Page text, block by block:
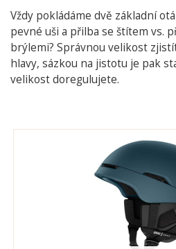
Vždy pokládáme dvě základní
pevné uši a přilba se štítem vs.
brýlemi? Správnou velikost
hlavy, sázkou na jistotu je pak
velikost doregulujete.